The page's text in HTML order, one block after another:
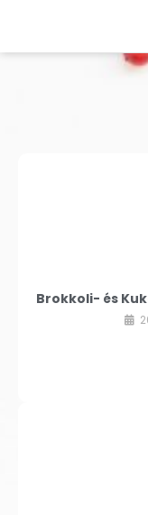
Brokkoli- és